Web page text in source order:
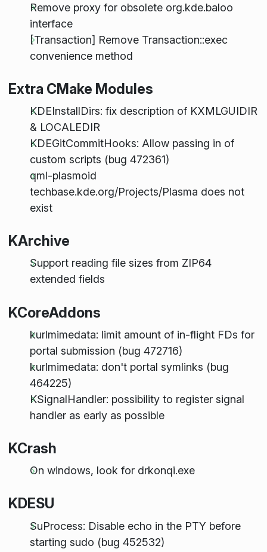
Remove proxy for obsolete org.kde.baloo
interface
[Transaction] Remove Transaction::exec
convenience method
Extra CMake Modules
KDEInstallDirs: fix description of KXMLGUIDIR
& LOCALEDIR
KDEGitCommitHooks: Allow passing in of
custom scripts (bug 472361)
qml-plasmoid
techbase.kde.org/Projects/Plasma does not
exist
KArchive
Support reading file sizes from ZIP64
extended fields
KCoreAddons
kurlmimedata: limit amount of in-flight FDs for
portal submission (bug 472716)
kurlmimedata: don't portal symlinks (bug
464225)
KSignalHandler: possibility to register signal
handler as early as possible
KCrash
On windows, look for drkonqi.exe
KDESU
SuProcess: Disable echo in the PTY before
starting sudo (bug 452532)